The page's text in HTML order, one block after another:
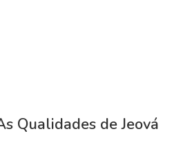
Qualidades de Jeová